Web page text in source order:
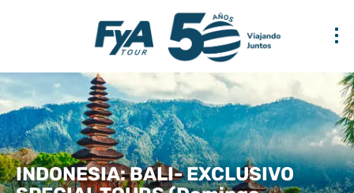
INDONESIA: BALI- EXCLUSIVO